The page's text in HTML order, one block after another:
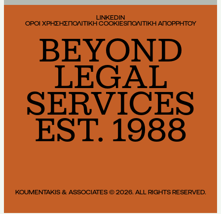
LINKEDIN
ΟΡΟΙ ΧΡΗΣΗΣΠΟΛΙΤΙΚΗ COOKIESΠΟΛΙΤΙΚΗ ΑΠΟΡΡΗΤΟΥ
BEYOND
LEGAL
SERVICES
EST. 1988
KOUMENTAKIS & ASSOCIATES © 2026. ALL RIGHTS RESERVED.